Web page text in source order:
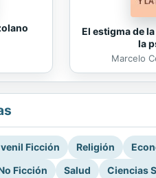
El estigma de
la
Marcelo
Ficción Religión
Ficción
Salud Ciencias